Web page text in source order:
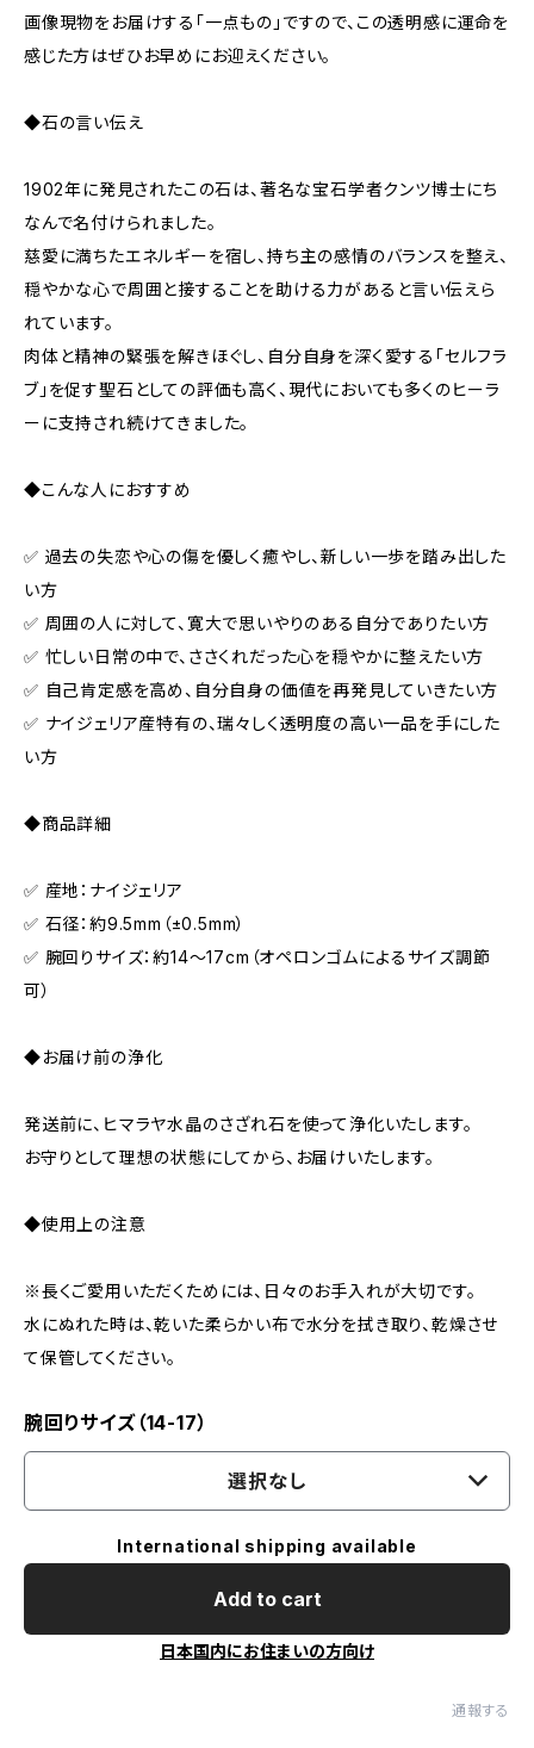
画像現物をお届けする「一点もの」ですので、この透明感に運命を
感じた方はぜひお早めにお迎えください。
◆石の言い伝え
1902年に発見されたこの石は、著名な宝石学者クンツ博士にち
なんで名付けられました。
慈愛に満ちたエネルギーを宿し、持ち主の感情のバランスを整え、
穏やかな心で周囲と接することを助ける力があると言い伝えら
れています。
肉体と精神の緊張を解きほぐし、自分自身を深く愛する「セルフラ
ブ」を促す聖石としての評価も高く、現代においても多くのヒーラ
ーに支持され続けてきました。
◆こんな人におすすめ
✅ 過去の失恋や心の傷を優しく癒やし、新しい一歩を踏み出した
い方
✅ 周囲の人に対して、寛大で思いやりのある自分でありたい方
✅ 忙しい日常の中で、ささくれだった心を穏やかに整えたい方
✅ 自己肯定感を高め、自分自身の価値を再発見していきたい方
✅ ナイジェリア産特有の、瑞々しく透明度の高い一品を手にした
い方
◆商品詳細
✅ 産地：ナイジェリア
✅ 石径：約9.5mm（±0.5mm）
✅ 腕回りサイズ：約14～17cm（オペロンゴムによるサイズ調節
可）
◆お届け前の浄化
発送前に、ヒマラヤ水晶のさざれ石を使って浄化いたします。
お守りとして理想の状態にしてから、お届けいたします。
◆使用上の注意
※長くご愛用いただくためには、日々のお手入れが大切です。
水にぬれた時は、乾いた柔らかい布で水分を拭き取り、乾燥させ
て保管してください。
腕回りサイズ（14-17）
選択なし
International shipping available
Add to cart
日本国内にお住まいの方向け
通報する